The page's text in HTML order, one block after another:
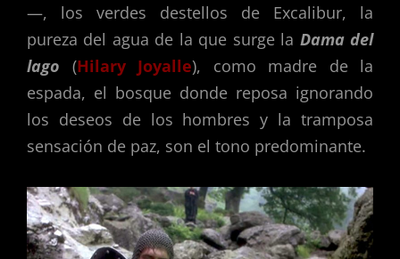
—, los verdes destellos de Excalibur, la
pureza del agua de la que surge la Dama del
lago (Hilary Joyalle), como madre de la
espada, el bosque donde reposa ignorando
los deseos de los hombres y la tramposa
sensación de paz, son el tono predominante.